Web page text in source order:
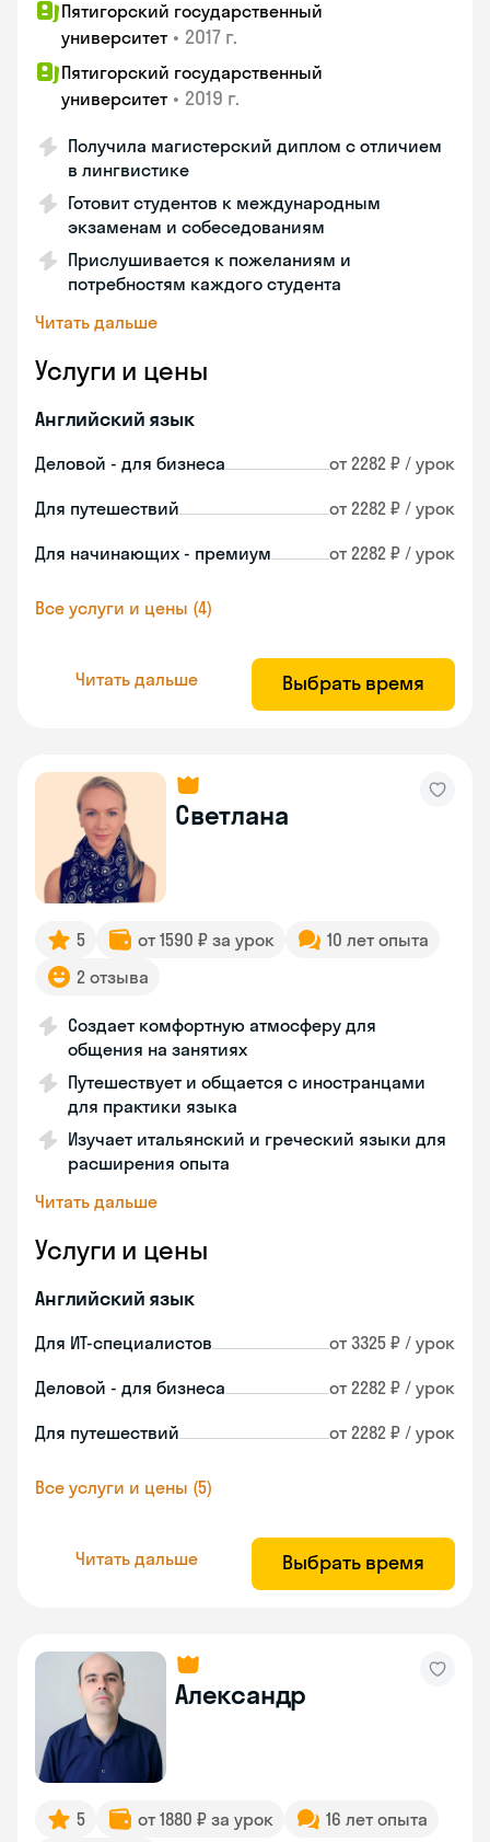
Пятигорский государственный
университет • 2017 г.
Пятигорский государственный
университет • 2019 г.
Получила магистерский диплом с отличием
в лингвистике
Готовит студентов к международным
экзаменам и собеседованиям
Прислушивается к пожеланиям и
потребностям каждого студента
Читать дальше
Услуги и цены
Английский язык
Деловой - для бизнеса от 2282 ₽ / урок
Для путешествий от 2282 ₽ / урок
Для начинающих - премиум от 2282 ₽ / урок
Все услуги и цены (4)
Читать дальше Выбрать время
Светлана
5 от 1590 ₽ за урок
10 лет опыта
2 отзыва
Создает комфортную атмосферу для
общения на занятиях
Путешествует и общается с иностранцами
для практики языка
Изучает итальянский и греческий языки для
расширения опыта
Читать дальше
Услуги и цены
Английский язык
Для ИТ-специалистов от 3325 ₽ / урок
Деловой - для бизнеса от 2282 ₽ / урок
Для путешествий от 2282 ₽ / урок
Все услуги и цены (5)
Читать дальше Выбрать время
Александр
5 от 1880 ₽ за урок 16 лет опыта